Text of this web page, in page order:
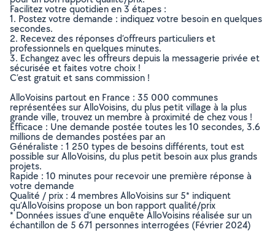
Facilitez votre quotidien en 3 étapes :
1. Postez votre demande : indiquez votre besoin en quelques
secondes.
2. Recevez des réponses d’offreurs particuliers et
professionnels en quelques minutes.
3. Echangez avec les offreurs depuis la messagerie privée et
sécurisée et faites votre choix !
C’est gratuit et sans commission !
AlloVoisins partout en France : 35 000 communes
représentées sur AlloVoisins, du plus petit village à la plus
grande ville, trouvez un membre à proximité de chez vous !
Efficace : Une demande postée toutes les 10 secondes, 3.6
millions de demandes postées par an
Généraliste : 1 250 types de besoins différents, tout est
possible sur AlloVoisins, du plus petit besoin aux plus grands
projets.
Rapide : 10 minutes pour recevoir une première réponse à
votre demande
Qualité / prix : 4 membres AlloVoisins sur 5* indiquent
qu’AlloVoisins propose un bon rapport qualité/prix
* Données issues d’une enquête AlloVoisins réalisée sur un
échantillon de 5 671 personnes interrogées (Février 2024)